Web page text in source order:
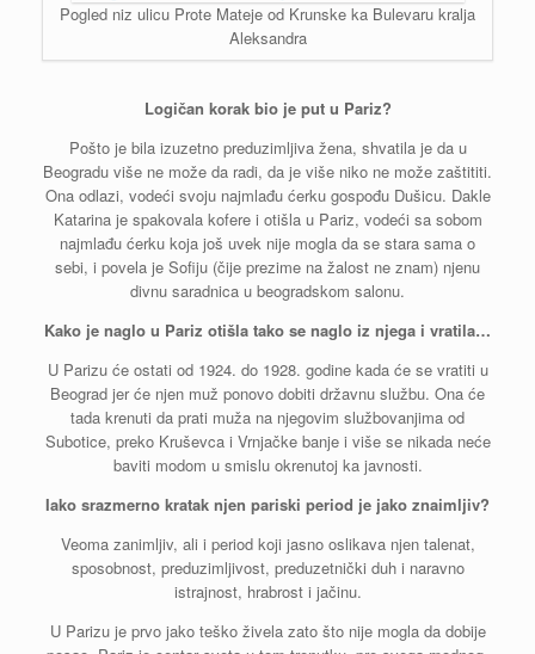
Pogled niz ulicu Prote Mateje od Krunske ka Bulevaru kralja
Aleksandra
Logičan korak bio je put u Pariz?
Pošto je bila izuzetno preduzimljiva žena, shvatila je da u
Beogradu više ne može da radi, da je više niko ne može zaštititi.
Ona odlazi, vodeći svoju najmlađu ćerku gospođu Dušicu. Dakle
Katarina je spakovala kofere i otišla u Pariz, vodeći sa sobom
najmlađu ćerku koja još uvek nije mogla da se stara sama o
sebi, i povela je Sofiju (čije prezime na žalost ne znam) njenu
divnu saradnica u beogradskom salonu.
Kako je naglo u Pariz otišla tako se naglo iz njega i vratila…
U Parizu će ostati od 1924. do 1928. godine kada će se vratiti u
Beograd jer će njen muž ponovo dobiti državnu službu. Ona će
tada krenuti da prati muža na njegovim službovanjima od
Subotice, preko Kruševca i Vrnjačke banje i više se nikada neće
baviti modom u smislu okrenutoj ka javnosti.
Iako srazmerno kratak njen pariski period je jako znaimljiv?
Veoma zanimljiv, ali i period koji jasno oslikava njen talenat,
sposobnost, preduzimljivost, preduzetnički duh i naravno
istrajnost, hrabrost i jačinu.
U Parizu je prvo jako teško živela zato što nije mogla da dobije